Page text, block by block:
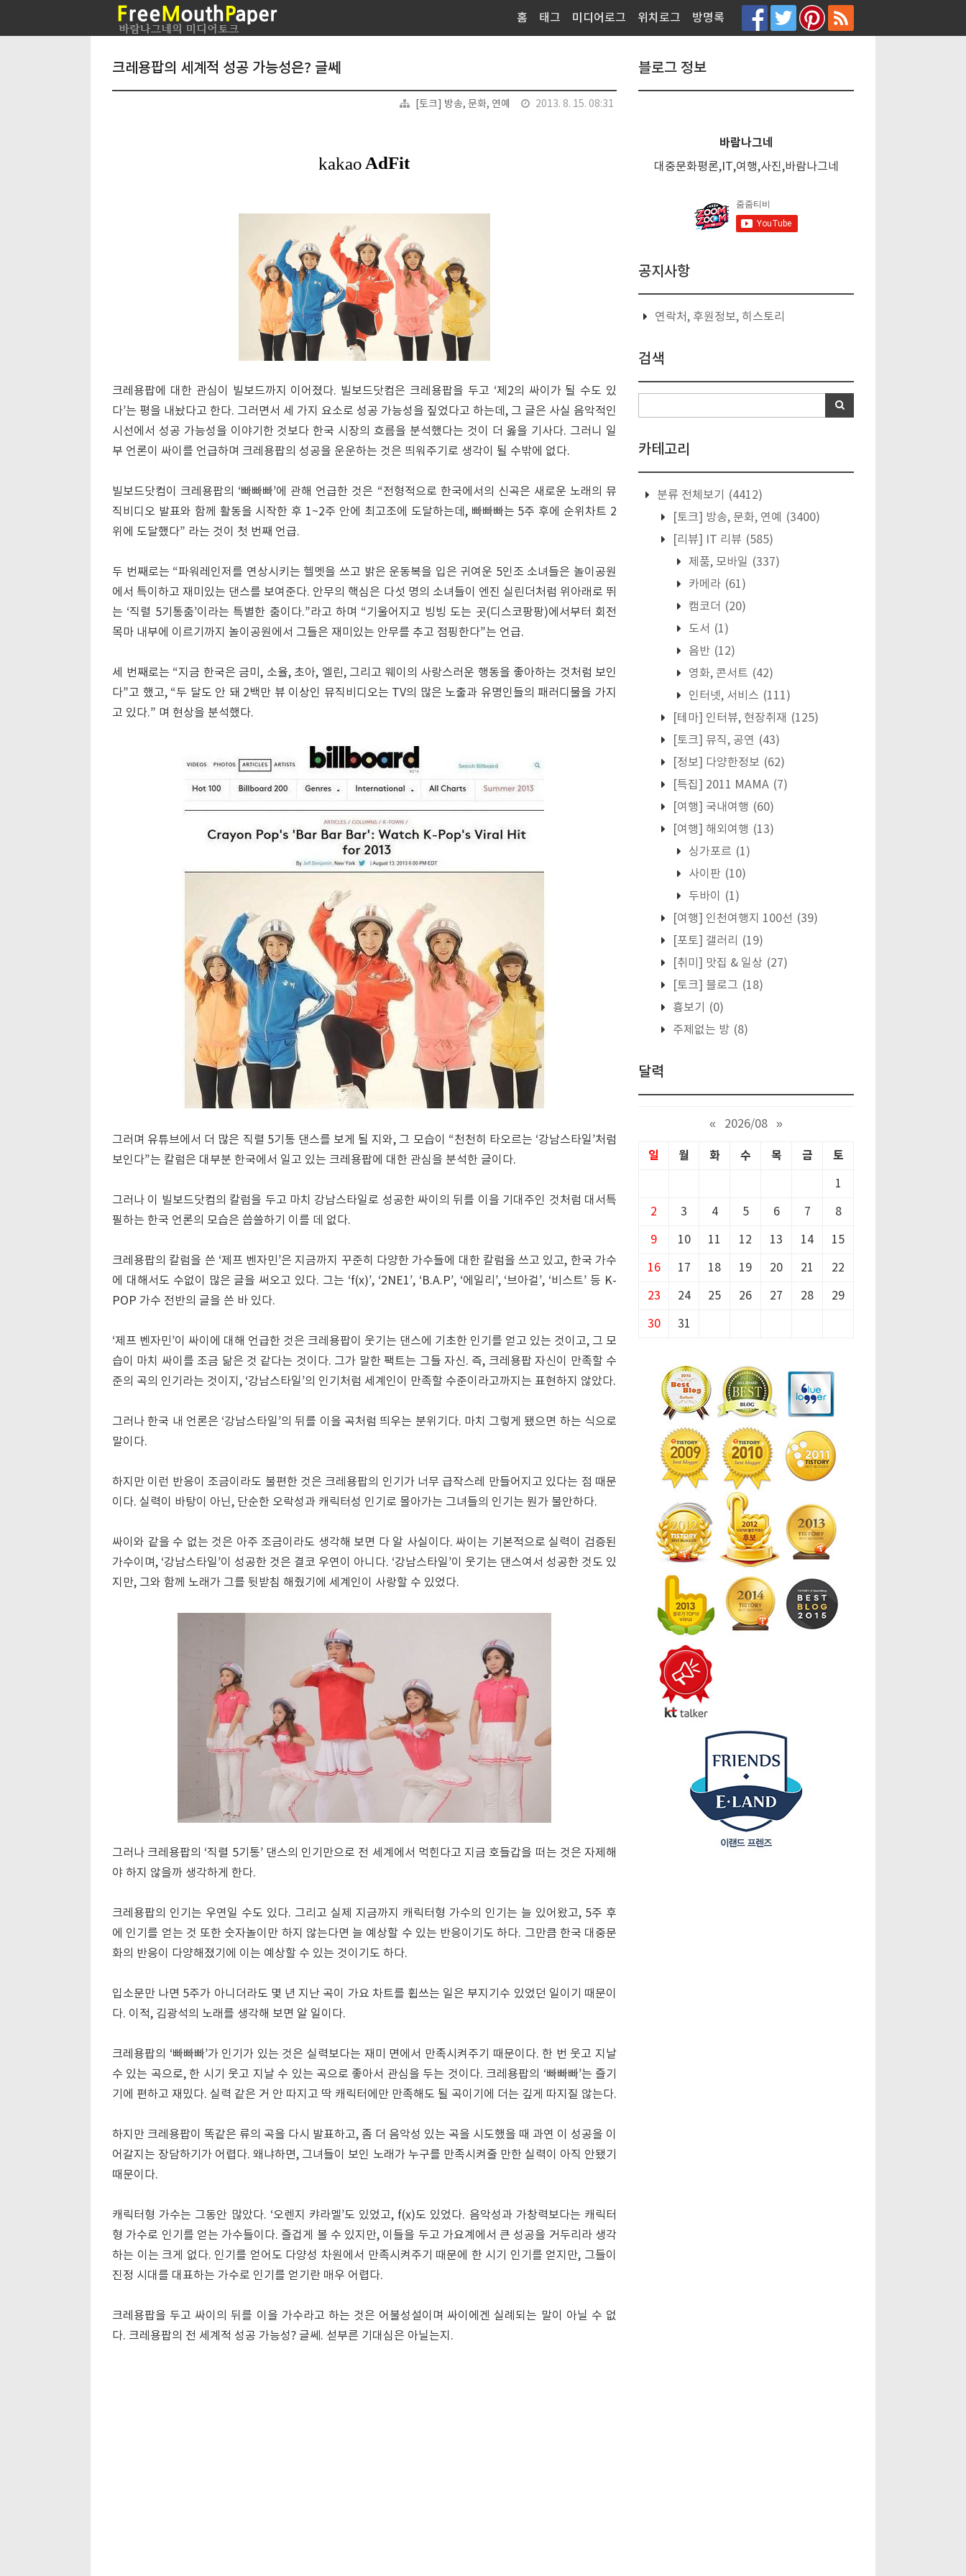
홈 태그 미디어로그 위치로그 방명록
크레용팝의 세계적 성공 가능성은? 글쎄
[토크] 방송, 문화, 연예 2013. 8. 15. 08:31
크레용팝에 대한 관심이 빌보드까지 이어졌다. 빌보드닷컴은 크레용팝을 두고 ‘제2의 싸이가 될 수도 있
다’는 평을 내놨다고 한다. 그러면서 세 가지 요소로 성공 가능성을 짚었다고 하는데, 그 글은 사실 음악적인
시선에서 성공 가능성을 이야기한 것보다 한국 시장의 흐름을 분석했다는 것이 더 옳을 기사다. 그러니 일
부 언론이 싸이를 언급하며 크레용팝의 성공을 운운하는 것은 띄워주기로 생각이 될 수밖에 없다.
빌보드닷컴이 크레용팝의 ‘빠빠빠’에 관해 언급한 것은 “전형적으로 한국에서의 신곡은 새로운 노래의 뮤
직비디오 발표와 함께 활동을 시작한 후 1~2주 안에 최고조에 도달하는데, 빠빠빠는 5주 후에 순위차트 2
위에 도달했다” 라는 것이 첫 번째 언급.
두 번째로는 “파워레인저를 연상시키는 헬멧을 쓰고 밝은 운동복을 입은 귀여운 5인조 소녀들은 놀이공원
에서 특이하고 재미있는 댄스를 보여준다. 안무의 핵심은 다섯 명의 소녀들이 엔진 실린더처럼 위아래로 뛰
는 ‘직렬 5기통춤’이라는 특별한 춤이다.”라고 하며 “기울어지고 빙빙 도는 곳(디스코팡팡)에서부터 회전
목마 내부에 이르기까지 놀이공원에서 그들은 재미있는 안무를 추고 점핑한다”는 언급.
세 번째로는 “지금 한국은 금미, 소율, 초아, 엘린, 그리고 웨이의 사랑스러운 행동을 좋아하는 것처럼 보인
다”고 했고, “두 달도 안 돼 2백만 뷰 이상인 뮤직비디오는 TV의 많은 노출과 유명인들의 패러디물을 가지
고 있다.” 며 현상을 분석했다.
그러며 유튜브에서 더 많은 직렬 5기통 댄스를 보게 될 지와, 그 모습이 “천천히 타오르는 ‘강남스타일’처럼
보인다”는 칼럼은 대부분 한국에서 일고 있는 크레용팝에 대한 관심을 분석한 글이다.
그러나 이 빌보드닷컴의 칼럼을 두고 마치 강남스타일로 성공한 싸이의 뒤를 이을 기대주인 것처럼 대서특
필하는 한국 언론의 모습은 씁쓸하기 이를 데 없다.
크레용팝의 칼럼을 쓴 ‘제프 벤자민’은 지금까지 꾸준히 다양한 가수들에 대한 칼럼을 쓰고 있고, 한국 가수
에 대해서도 수없이 많은 글을 써오고 있다. 그는 ‘f(x)’, ‘2NE1’, ‘B.A.P’, ‘에일리’, ‘브아걸’, ‘비스트’ 등 K-
POP 가수 전반의 글을 쓴 바 있다.
‘제프 벤자민’이 싸이에 대해 언급한 것은 크레용팝이 웃기는 댄스에 기초한 인기를 얻고 있는 것이고, 그 모
습이 마치 싸이를 조금 닮은 것 같다는 것이다. 그가 말한 팩트는 그들 자신. 즉, 크레용팝 자신이 만족할 수
준의 곡의 인기라는 것이지, ‘강남스타일’의 인기처럼 세계인이 만족할 수준이라고까지는 표현하지 않았다.
그러나 한국 내 언론은 ‘강남스타일’의 뒤를 이을 곡처럼 띄우는 분위기다. 마치 그렇게 됐으면 하는 식으로
말이다.
하지만 이런 반응이 조금이라도 불편한 것은 크레용팝의 인기가 너무 급작스레 만들어지고 있다는 점 때문
이다. 실력이 바탕이 아닌, 단순한 오락성과 캐릭터성 인기로 몰아가는 그녀들의 인기는 뭔가 불안하다.
싸이와 같을 수 없는 것은 아주 조금이라도 생각해 보면 다 알 사실이다. 싸이는 기본적으로 실력이 검증된
가수이며, ‘강남스타일’이 성공한 것은 결코 우연이 아니다. ‘강남스타일’이 웃기는 댄스여서 성공한 것도 있
지만, 그와 함께 노래가 그를 뒷받침 해줬기에 세계인이 사랑할 수 있었다.
그러나 크레용팝의 ‘직렬 5기통’ 댄스의 인기만으로 전 세계에서 먹힌다고 지금 호들갑을 떠는 것은 자제해
야 하지 않을까 생각하게 한다.
크레용팝의 인기는 우연일 수도 있다. 그리고 실제 지금까지 캐릭터형 가수의 인기는 늘 있어왔고, 5주 후
에 인기를 얻는 것 또한 숫자놀이만 하지 않는다면 늘 예상할 수 있는 반응이기도 하다. 그만큼 한국 대중문
화의 반응이 다양해졌기에 이는 예상할 수 있는 것이기도 하다.
입소문만 나면 5주가 아니더라도 몇 년 지난 곡이 가요 차트를 휩쓰는 일은 부지기수 있었던 일이기 때문이
다. 이적, 김광석의 노래를 생각해 보면 알 일이다.
크레용팝의 ‘빠빠빠’가 인기가 있는 것은 실력보다는 재미 면에서 만족시켜주기 때문이다. 한 번 웃고 지날
수 있는 곡으로, 한 시기 웃고 지날 수 있는 곡으로 좋아서 관심을 두는 것이다. 크레용팝의 ‘빠빠빠’는 즐기
기에 편하고 재밌다. 실력 같은 거 안 따지고 딱 캐릭터에만 만족해도 될 곡이기에 더는 깊게 따지질 않는다.
하지만 크레용팝이 똑같은 류의 곡을 다시 발표하고, 좀 더 음악성 있는 곡을 시도했을 때 과연 이 성공을 이
어갈지는 장담하기가 어렵다. 왜냐하면, 그녀들이 보인 노래가 누구를 만족시켜줄 만한 실력이 아직 안됐기
때문이다.
캐릭터형 가수는 그동안 많았다. ‘오렌지 캬라멜’도 있었고, f(x)도 있었다. 음악성과 가창력보다는 캐릭터
형 가수로 인기를 얻는 가수들이다. 즐겁게 볼 수 있지만, 이들을 두고 가요계에서 큰 성공을 거두리라 생각
하는 이는 크게 없다. 인기를 얻어도 다양성 차원에서 만족시켜주기 때문에 한 시기 인기를 얻지만, 그들이
진정 시대를 대표하는 가수로 인기를 얻기란 매우 어렵다.
크레용팝을 두고 싸이의 뒤를 이을 가수라고 하는 것은 어불성설이며 싸이에겐 실례되는 말이 아닐 수 없
다. 크레용팝의 전 세계적 성공 가능성? 글쎄. 섣부른 기대심은 아닐는지.
블로그 정보
바람나그네
대중문화평론,IT,여행,사진,바람나그네
공지사항
연락처, 후원정보, 히스토리
검색
카테고리
분류 전체보기
(4412)
[토크] 방송, 문화, 연예
(3400)
[리뷰] IT 리뷰 (585)
제품, 모바일 (337)
카메라 (61)
캠코더 (20)
도서 (1)
음반 (12)
영화, 콘서트 (42)
인터넷, 서비스 (111)
[테마] 인터뷰, 현장취재 (125)
[토크] 뮤직, 공연 (43)
[정보] 다양한정보 (62)
[특집] 2011 MAMA (7)
[여행] 국내여행 (60)
[여행] 해외여행 (13)
싱가포르 (1)
사이판 (10)
두바이
(1)
[여행] 인천여행지 100선 (39)
[포토] 갤러리
(19)
[취미] 맛집 & 일상 (27)
[토크] 블로그 (18)
흉보기
(0)
주제없는 방 (8)
달력
« 2026/08 »
일 월 화 수 목 금 토
1
2 3 4 5 6 7 8
9 10 11 12 13 14 15
16 17 18 19 20 21 22
23 24 25 26 27 28 29
30 31